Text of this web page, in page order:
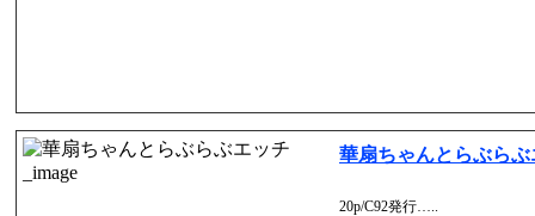
華扇ちゃんとらぶらぶ
20p/C92発行…..